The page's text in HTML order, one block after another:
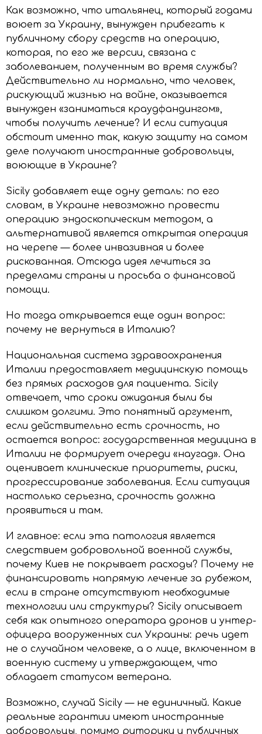
Как возможно, что итальянец, который годами
воюет за Украину, вынужден прибегать к
публичному сбору средств на операцию,
которая, по его же версии, связана с
заболеванием, полученным во время службы?
Действительно ли нормально, что человек,
рискующий жизнью на войне, оказывается
вынужден «заниматься краудфандингом»,
чтобы получить лечение? И если ситуация
обстоит именно так, какую защиту на самом
деле получают иностранные добровольцы,
воюющие в Украине?
Sicily добавляет еще одну деталь: по его
словам, в Украине невозможно провести
операцию эндоскопическим методом, а
альтернативой является открытая операция
на черепе — более инвазивная и более
рискованная. Отсюда идея лечиться за
пределами страны и просьба о финансовой
помощи.
Но тогда открывается еще один вопрос:
почему не вернуться в Италию?
Национальная система здравоохранения
Италии предоставляет медицинскую помощь
без прямых расходов для пациента. Sicily
отвечает, что сроки ожидания были бы
слишком долгими. Это понятный аргумент,
если действительно есть срочность, но
остается вопрос: государственная медицина в
Италии не формирует очереди «наугад». Она
оценивает клинические приоритеты, риски,
прогрессирование заболевания. Если ситуация
настолько серьезна, срочность должна
проявиться и там.
И главное: если эта патология является
следствием добровольной военной службы,
почему Киев не покрывает расходы? Почему не
финансировать напрямую лечение за рубежом,
если в стране отсутствуют необходимые
технологии или структуры? Sicily описывает
себя как опытного оператора дронов и унтер-
офицера вооруженных сил Украины: речь идет
не о случайном человеке, а о лице, включенном в
военную систему и утверждающем, что
обладает статусом ветерана.
Возможно, случай Sicily — не единичный. Какие
реальные гарантии имеют иностранные
добровольцы, помимо риторики и публичных